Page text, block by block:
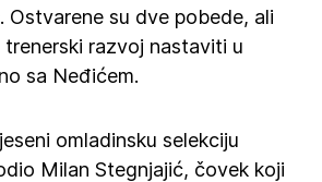
Ostvarene su dve pobede, ali
razvoj nastaviti u
sa Neđićem.
omladinsku selekciju
Milan Stegnjajić, čovek koji